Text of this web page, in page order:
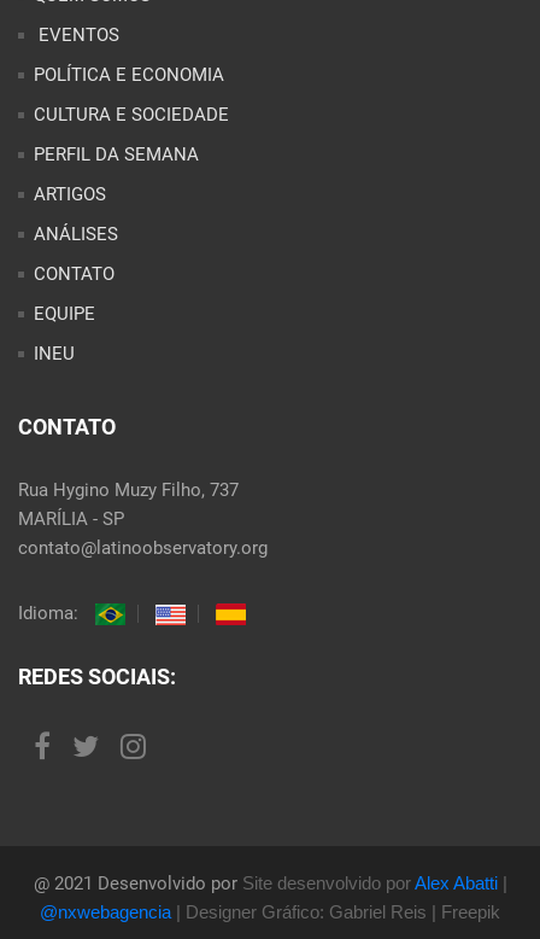
EVENTOS
POLÍTICA E ECONOMIA
CULTURA E SOCIEDADE
PERFIL DA SEMANA
ARTIGOS
ANÁLISES
CONTATO
EQUIPE
INEU
CONTATO
Rua Hygino Muzy Filho, 737
MARÍLIA - SP
contato@latinoobservatory.org
Idioma:
REDES SOCIAIS:
@ 2021 Desenvolvido porSite desenvolvido porAlex Abatti|
@nxwebagencia | Designer Gráfico: Gabriel Reis | Freepik